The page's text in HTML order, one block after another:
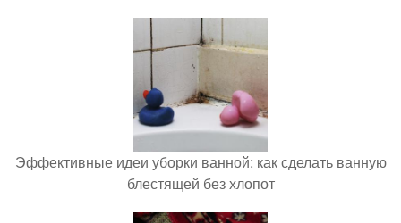
Эффективные идеи уборки ванной: как сделать ванную
блестящей без хлопот